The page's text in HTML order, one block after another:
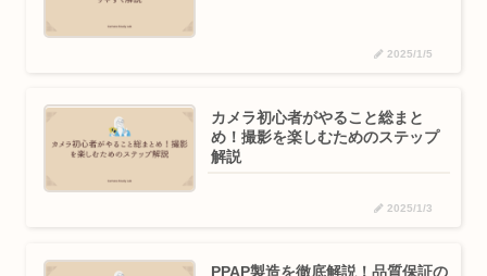
2025/1/5
カメラ初心者がやること総まと
め！撮影を楽しむためのステップ
解説
2025/1/3
PPAP製造を徹底解説！品質保証の